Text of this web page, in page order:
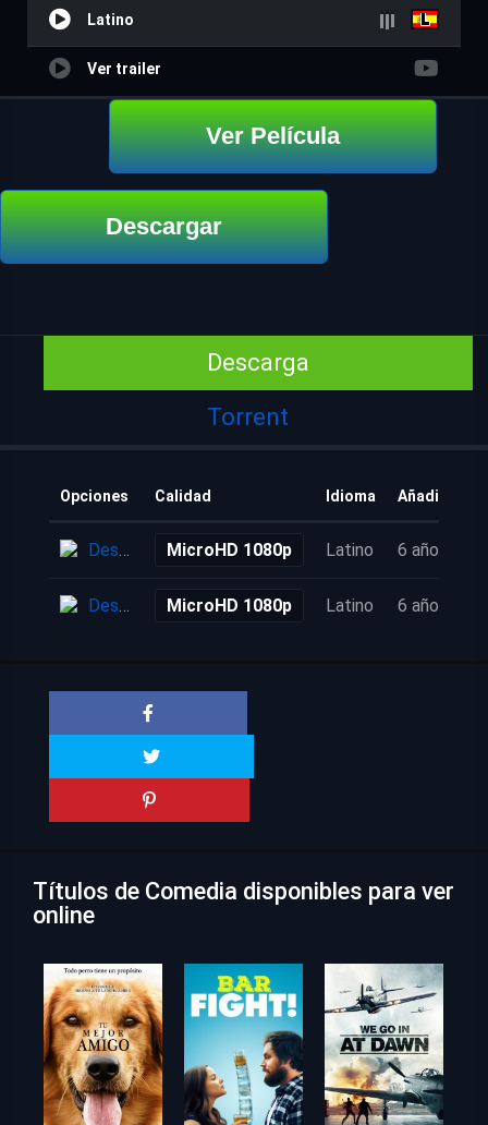
Latino
Ver trailer
Ver Película
Descargar
Descarga
Torrent
Opciones Calidad Idioma Añadido
Descarga MicroHD 1080p Latino 6 años
Descarga MicroHD 1080p Latino 6 años
Títulos de Comedia disponibles para ver
online